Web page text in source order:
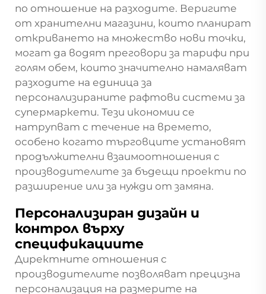
по отношение на разходите. Веригите
от хранителни магазини, които планират
откриването на множество нови точки,
могат да водят преговори за тарифи при
голям обем, които значително намаляват
разходите на единица за
персонализираните рафтови системи за
супермаркети. Тези икономии се
натрупват с течение на времето,
особено когато търговците установят
продължителни взаимоотношения с
производителите за бъдещи проекти по
разширение или за нужди от замяна.
Персонализиран дизайн и
контрол върху
спецификациите
Директните отношения с
производителите позволяват прецизна
персонализация на размерите на